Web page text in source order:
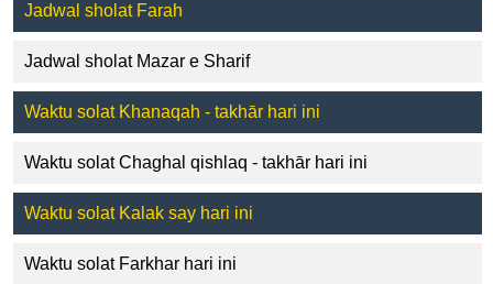
Jadwal sholat Farah
Jadwal sholat Mazar e Sharif
Waktu solat Khanaqah - takhār hari ini
Waktu solat Chaghal qishlaq - takhār hari ini
Waktu solat Kalak say hari ini
Waktu solat Farkhar hari ini